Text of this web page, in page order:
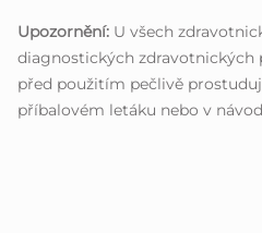
Upozornění: U všech
diagnostických zdravotnických
před použitím pečlivě
příbalovém letáku nebo v